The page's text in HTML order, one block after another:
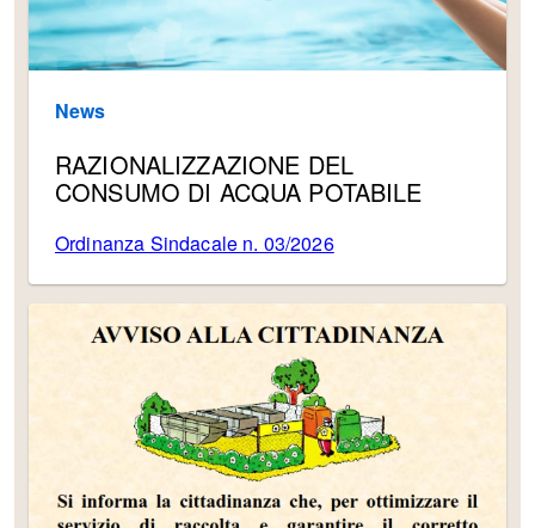
News
RAZIONALIZZAZIONE DEL
CONSUMO DI ACQUA POTABILE
Ordinanza Sindacale n. 03/2026